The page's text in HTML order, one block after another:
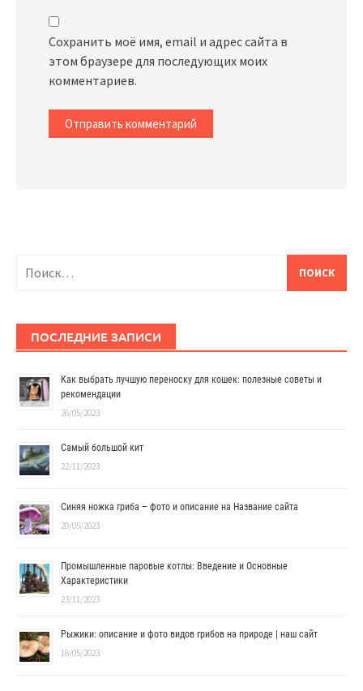
Сохранить моё имя, email и адрес сайта в
этом браузере для последующих моих
комментариев.
ПОСЛЕДНИЕ ЗАПИСИ
Как выбрать лучшую переноску для кошек: полезные советы и
рекомендации
26/05/2023
Самый большой кит
22/11/2023
Синяя ножка гриба – фото и описание на Название сайта
20/05/2023
Промышленные паровые котлы: Введение и Основные
Характеристики
23/11/2023
Рыжики: описание и фото видов грибов на природе | наш сайт
16/05/2023